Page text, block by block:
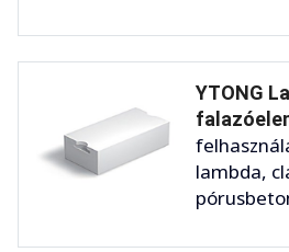
YTONG
lambda,